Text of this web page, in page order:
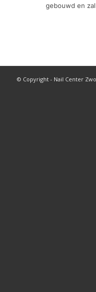
gebouwd en
© Copyright - Nail Center